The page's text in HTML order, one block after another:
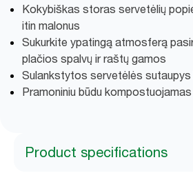
Kokybiškas storas servetėlių
itin malonus
Sukurkite ypatingą atmosferą
plačios spalvų ir raštų gamos
Sulankstytos servetėlės
Pramoniniu būdu
Product specifications